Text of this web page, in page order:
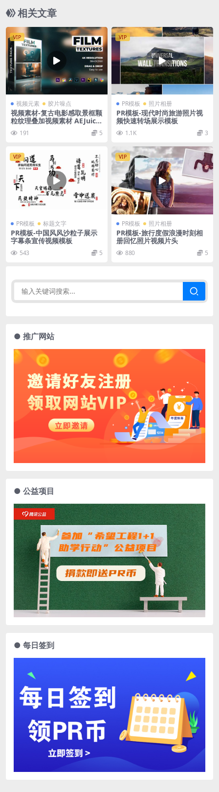
相关文章
VIP
视频元素 胶片噪点
视频素材-复古电影感取景框颗
粒纹理叠加视频素材 AEJuice
Film Textures
191 5
VIP
PR模板 照片相册
PR模板-现代时尚旅游照片视
频快速转场展示模板
1.1K 3
VIP
PR模板 标题文字
PR模板-中国风风沙粒子展示
字幕条宣传视频模板
543 5
VIP
PR模板 照片相册
PR模板-旅行度假浪漫时刻相
册回忆照片视频片头
880 5
● 推广网站
● 公益项目
● 每日签到